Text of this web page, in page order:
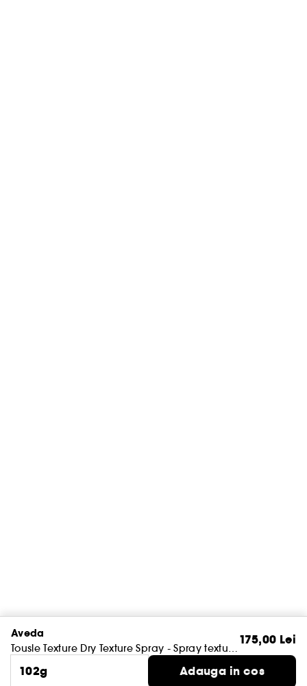
Aveda
Tousle Texture Dry Texture Spray - Spray texturizant uscat
175,00 Lei
102g
Adauga in cos